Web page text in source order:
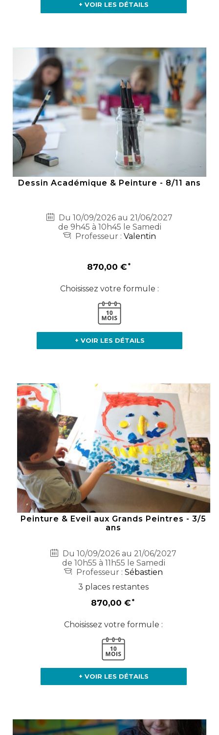
+ VOIR LES DÉTAILS
Dessin Académique & Peinture - 8/11 ans
Du 10/09/2026 au 21/06/2027
de 9h45 à 10h45 le Samedi
Professeur : Valentin
870,00 €
Choisissez votre formule :
+ VOIR LES DÉTAILS
Peinture & Eveil aux Grands Peintres - 3/5
ans
Du 10/09/2026 au 21/06/2027
de 10h55 à 11h55 le Samedi
Professeur :Sébastien
3 places restantes
870,00 €
Choisissez votre formule :
+ VOIR LES DÉTAILS